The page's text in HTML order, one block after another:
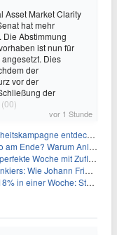
Asset Market Clarity
hat mehr
Die Abstimmung
ist nun für
Dies
der
vor der
der
(00)
vor 1 Stunde
5.000 Softwareprobleme in 390 Projekten
jetzt radikal umdenken müssen
mit Zuflüssen auf 3-Monats-Hoch
Städel sein Imperium unsterblich machte
Steht ein Kurs von $0,30 bevor?